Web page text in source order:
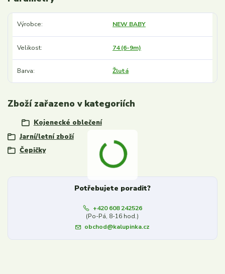
Výrobce NEW BABY
Velikost 74 (6-9m)
Barva Žlutá
Zboží zařazeno v kategoriích
Kojenecké oblečení
Jarní/letní zboží
Čepičky
Potřebujete poradit?
+420 608 242526
(Po-Pá, 8-16 hod.)
obchod@kalupinka.cz